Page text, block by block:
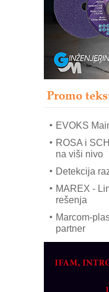
Promo
IB
poverenja u
RMQ-
– Pametna
upravljanje
Sigurnije
solarnim
EVOKS
ROSA i
na viši nivo
Detekcija
MAREX -
rešenja
Marcom-
partner
obradu!
Razvoj
PLC